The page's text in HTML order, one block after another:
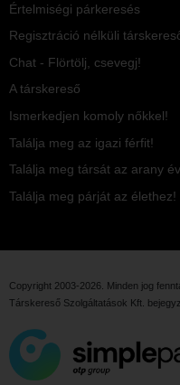
Értelmiségi párkeresés
Regisztráció nélküli
Chat - Flörtölj, csevegj!
A társkereső
Ismerkedjen komoly nőkkel!
Találja meg az igazi férfit!
Találja meg társát az arany
Találja meg párját az élethez!
Copyright 2003-2026. Minden jog
Társkereső Szolgáltatások Kft.